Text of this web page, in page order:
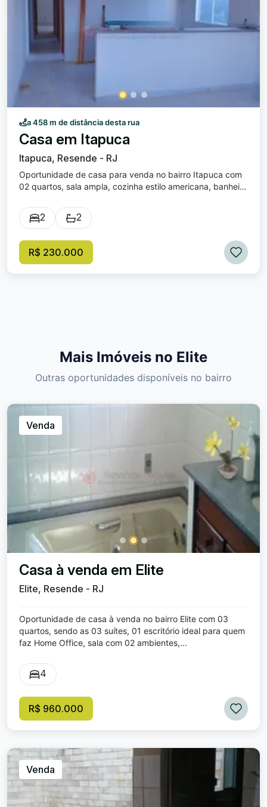
a 458 m de distância desta rua
Casa em Itapuca
Itapuca, Resende - RJ
Oportunidade de casa para venda no bairro Itapuca com
02 quartos, sala ampla, cozinha estilo americana, banheiro
privativa. Excelente localização, próximo à escolas, ponto
de ônibus e diversos outros comércios. Valor de venda R$
2 2
R$ 230.000
Mais Imóveis no Elite
Outras oportunidades disponíveis no bairro
Venda
Casa à venda em Elite
Elite, Resende - RJ
Oportunidade de casa à venda no bairro Elite com 03
quartos, sendo as 03 suítes, 01 escritório ideal para quem
faz Home Office, sala com 02 ambientes,...
4
R$ 960.000
Venda